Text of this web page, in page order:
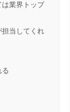
は業界トップ
当してくれ